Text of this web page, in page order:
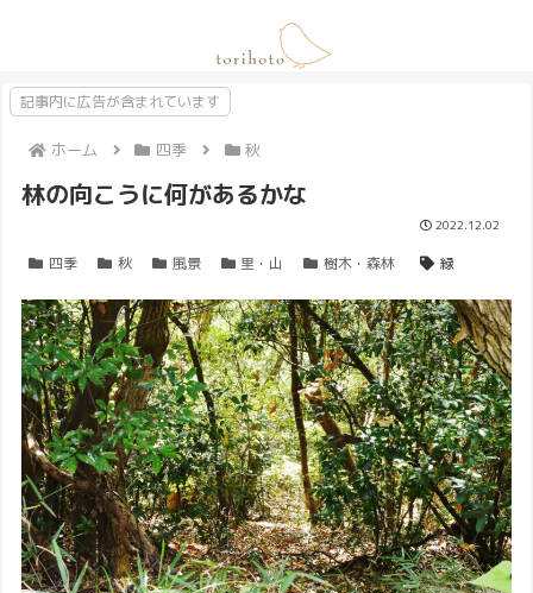
記事内に広告が含まれています
ホーム 四季 秋
林の向こうに何があるかな
2022.12.02
四季 秋 風景 里・山 樹木・森林 緑